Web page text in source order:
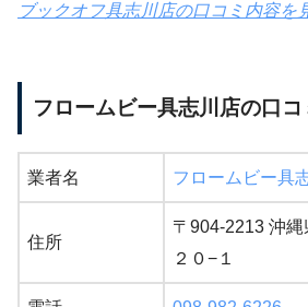
ブックオフ具志川店の口コミ内容を
フロームビー具志川店の口
業者名 フロームビー具
住所
〒904-2213 沖
２０−１